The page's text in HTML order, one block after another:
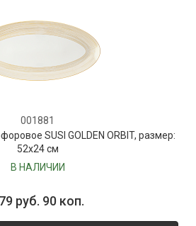
001881
SUSI GOLDEN ORBIT, размер:
52х24 см
В НАЛИЧИИ
руб. 90 коп.